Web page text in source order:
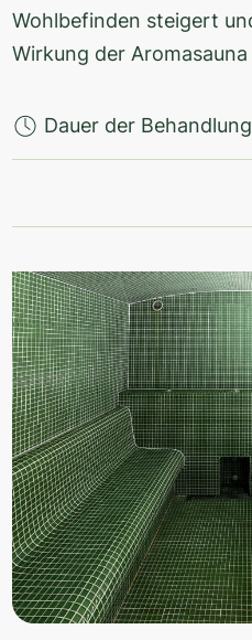
Wohlbefinden steigert
Wirkung der
Dauer der